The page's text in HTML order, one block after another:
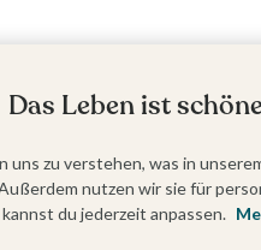
Das Leben ist
uns zu verstehen, was in
nutzen wir sie für
du jederzeit anpassen.